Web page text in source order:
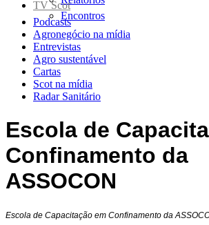
Encontros
TV Scot
Podcasts
Agronegócio na mídia
Entrevistas
Agro sustentável
Cartas
Scot na mídia
Radar Sanitário
Escola de
Confinamento da
ASSOCON
Escola de Capacitação em Confinamento da